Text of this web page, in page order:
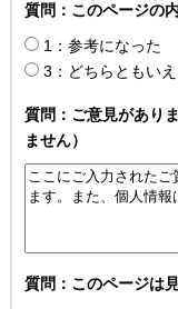
質問：このページの
1：参考になった
3：どちらともい
質問：ご意見があり
ません）
質問：このページは